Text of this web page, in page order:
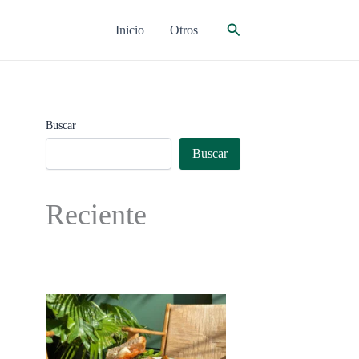
Inicio Otros Buscar
Buscar
Buscar
Reciente